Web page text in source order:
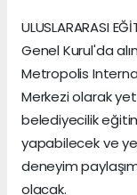
ULUSLARARASI
Genel Kurul'da
Metropolis
Merkezi olarak
belediyecilik
yapabilecek ve
deneyim
olacak.